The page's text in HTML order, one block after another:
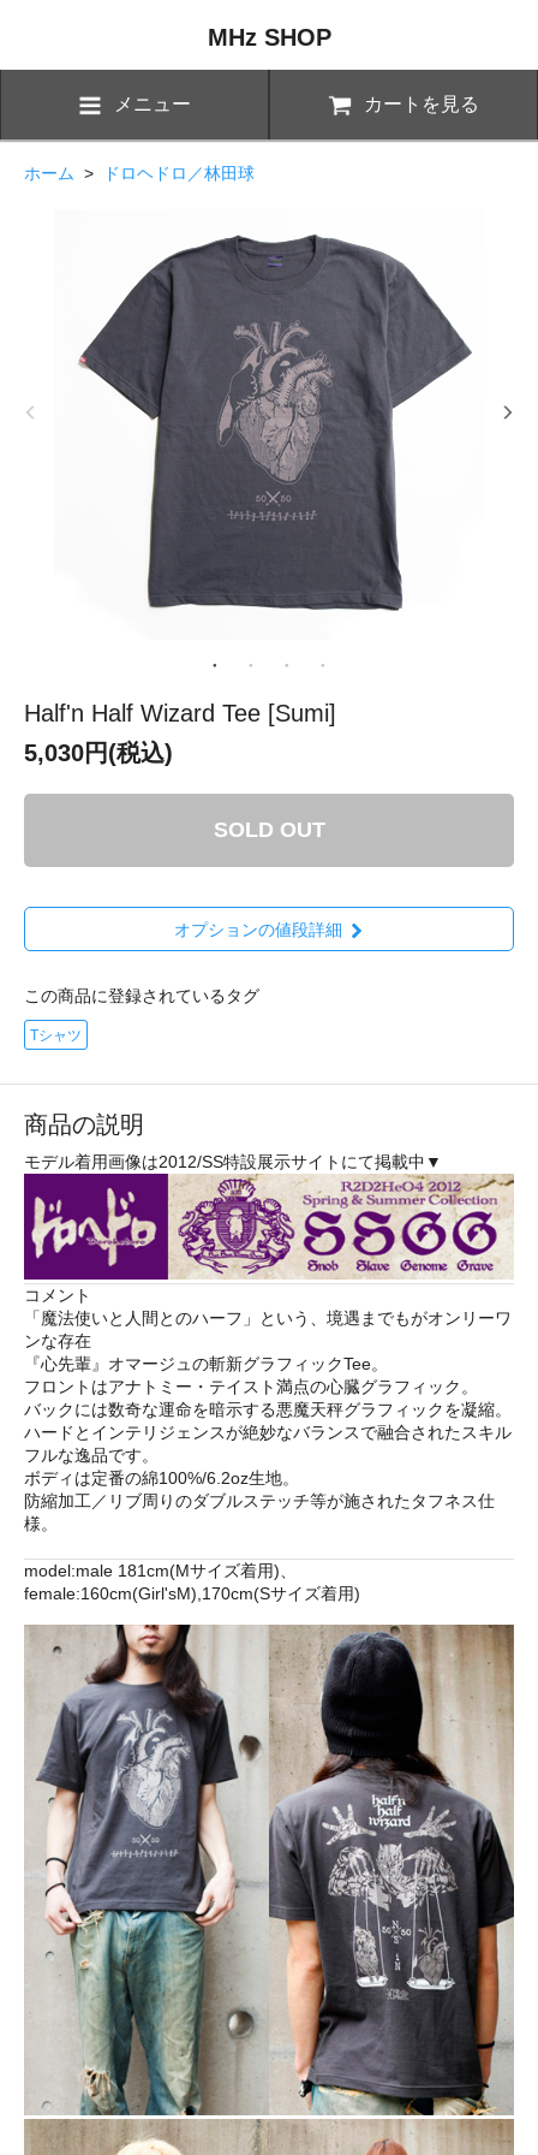
MHz SHOP
メニュー カートを見る
ホーム > ドロヘドロ／林田球
Half'n Half Wizard Tee [Sumi]
5,030円(税込)
SOLD OUT
オプションの値段詳細
この商品に登録されているタグ
Tシャツ
商品の説明
モデル着用画像は2012/SS特設展示サイトにて掲載中▼
コメント
「魔法使いと人間とのハーフ」という、境遇までもがオンリーワ
ンな存在
『心先輩』オマージュの斬新グラフィックTee。
フロントはアナトミー・テイスト満点の心臓グラフィック。
バックには数奇な運命を暗示する悪魔天秤グラフィックを凝縮。
ハードとインテリジェンスが絶妙なバランスで融合されたスキル
フルな逸品です。
ボディは定番の綿100%/6.2oz生地。
防縮加工／リブ周りのダブルステッチ等が施されたタフネス仕
様。
model:male 181cm(Mサイズ着用)、
female:160cm(Girl'sM),170cm(Sサイズ着用)